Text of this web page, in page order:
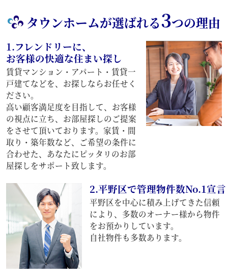
タウンホームが選ばれる3つの理由
1.フレンドリーに、
お客様の快適な住まい探し
賃貸マンション・アパート・賃貸一
戸建てなどを、お探しならお任せく
ださい。
高い顧客満足度を目指して、お客様
の視点に立ち、お部屋探しのご提案
をさせて頂いております。家賃・間
取り・築年数など、ご希望の条件に
合わせた、あなたにピッタリのお部
屋探しをサポート致します。
2.平野区で管理物件数No.1宣言
平野区を中心に積み上げてきた信頼
により、多数のオーナー様から物件
をお預かりしています。
自社物件も多数あります。